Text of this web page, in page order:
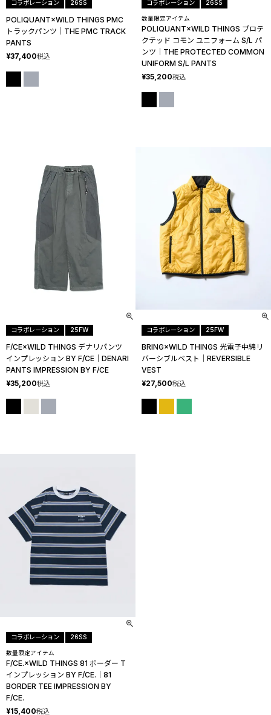
POLIQUANT×WILD THINGS PMC
トラックパンツ│THE PMC TRACK
PANTS
コラボレーション 26SS
¥37,400税込
数量限定アイテム
POLIQUANT×WILD THINGS プロテ
クテッド コモン ユニフォーム S/L パ
ンツ│THE PROTECTED COMMON
UNIFORM S/L PANTS
コラボレーション 26SS
¥35,200税込
F/CE×WILD THINGS デナリパンツ
インプレッション BY F/CE│DENARI
PANTS IMPRESSION BY F/CE
コラボレーション 25FW
¥35,200税込
BRING×WILD THINGS 光電子中綿リ
バーシブルベスト│REVERSIBLE
VEST
コラボレーション 25FW
¥27,500税込
数量限定アイテム
F/CE.×WILD THINGS 81 ボーダー T
インプレッション BY F/CE.│81
BORDER TEE IMPRESSION BY
F/CE.
コラボレーション 26SS
¥15,400税込